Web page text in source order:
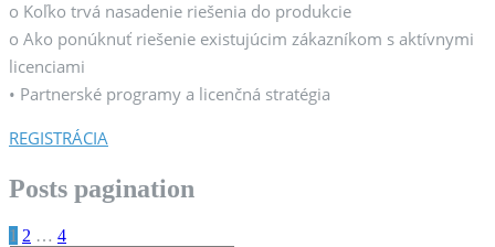
o Koľko trvá nasadenie riešenia do produkcie
o Ako ponúknuť riešenie existujúcim zákazníkom s aktívnymi
licenciami
• Partnerské programy a licenčná stratégia
REGISTRÁCIA
Posts pagination
1 2 … 4